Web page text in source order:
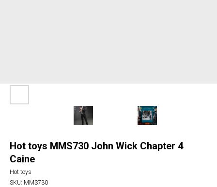
Hot toys MMS730 John Wick Chapter 4
Caine
Hot toys
SKU: MMS730